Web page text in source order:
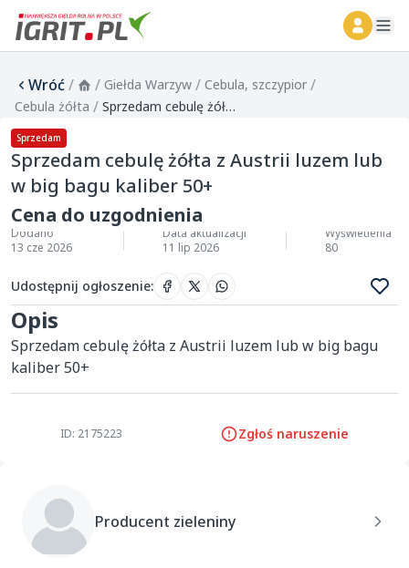
Wróć/ / Giełda Warzyw / Cebula, szczypior /
Cebula żółta / Sprzedam cebulę żółta z Austrii luzem lub w big bagu kaliber 50+
Sprzedam
Sprzedam cebulę żółta z Austrii luzem lub
w big bagu kaliber 50+
Cena do uzgodnienia
Dodano
13 cze 2026
Data aktualizacji
11 lip 2026
Wyświetlenia
80
Udostępnij ogłoszenie:
Opis
Sprzedam cebulę żółta z Austrii luzem lub w big bagu
kaliber 50+
ID: 2175223 Zgłoś naruszenie
Producent zieleniny